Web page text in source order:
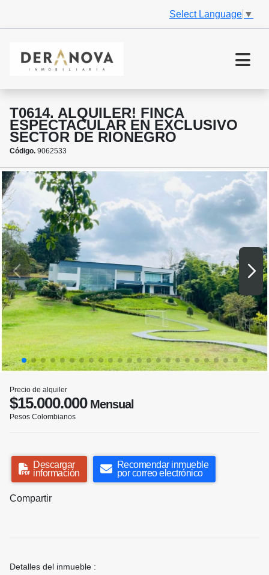
Select Language ▼
T0614. ALQUILER! FINCA
ESPECTACULAR EN EXCLUSIVO
SECTOR DE RIONEGRO
Código. 9062533
Precio de alquiler
$15.000.000Mensual
Pesos Colombianos
Descargar
información
Recomendar inmueble
por correo electrónico
Compartir
Detalles del inmueble :